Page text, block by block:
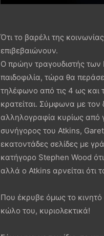
Ότι το βαρέλι της
επιβεβαιώνουν.
Ο πρώην τραγουδιστής των
παιδοφιλία, τώρα θα
τηλέφωνο από τις 4 ως και
κρατείται. Σύμφωνα με
αλληλογραφία κυρίως από
συνήγορος του Atkins,
εκατοντάδες σελίδες με
κατήγορο Stephen Wood
αλλά ο Atkins αρνείται ότι
Που έκρυβε όμως το
κώλο του, κυριολεκτικά!